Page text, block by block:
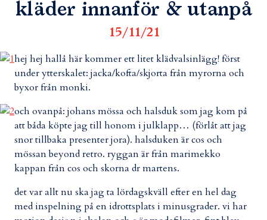
kläder innanför & utanpå
15/11/21
hej hej hallå här kommer ett litet klädvalsinlägg! först
under ytterskalet: jacka/kofta/skjorta från myrorna och
byxor från monki.
och ovanpå: johans mössa och halsduk som jag kom på
att båda köpte jag till honom i julklapp… (förlåt att jag
snor tillbaka presenter jora). halsduken är cos och
mössan beyond retro. ryggan är från marimekko
kappan från cos och skorna dr martens.
det var allt nu ska jag ta lördagskväll efter en hel dag
med inspelning på en idrottsplats i minusgrader. vi har